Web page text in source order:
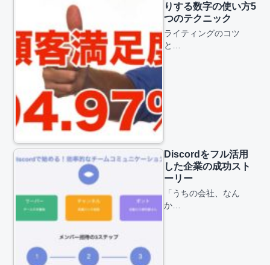
りする数字の使い方5
つのテクニック
ライティングのコツ
と…
Discordをフル活用
した企業の成功スト
ーリー
「うちの会社、なん
か…